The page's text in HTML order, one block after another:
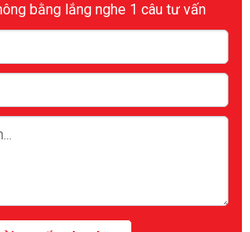
bằng lắng nghe 1 câu tư vấn